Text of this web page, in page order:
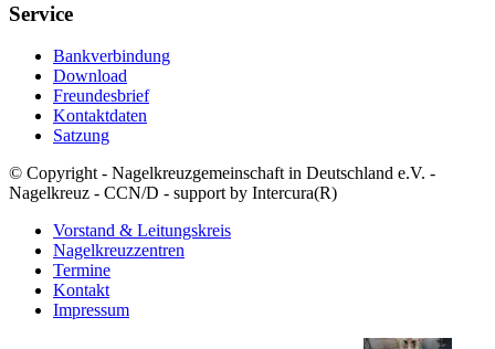
Service
Bankverbindung
Download
Freundesbrief
Kontaktdaten
Satzung
© Copyright - Nagelkreuzgemeinschaft in Deutschland e.V. -
Nagelkreuz - CCN/D - support by Intercura(R)
Vorstand & Leitungskreis
Nagelkreuzzentren
Termine
Kontakt
Impressum